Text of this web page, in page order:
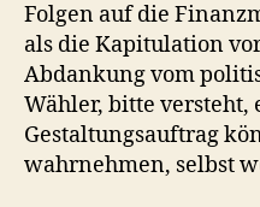
Folgen auf die
als die Kapitulation
Abdankung vom
Wähler, bitte
Gestaltungsauftrag
wahrnehmen, selbst